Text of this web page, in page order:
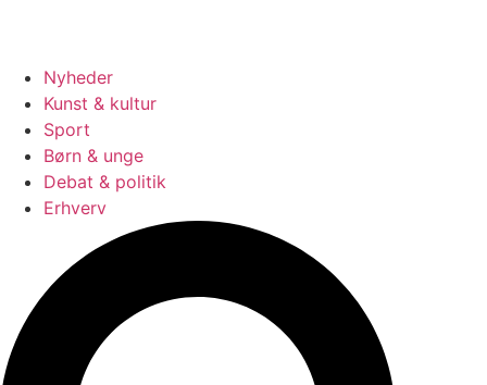
Nyheder
Kunst & kultur
Sport
Børn & unge
Debat & politik
Erhverv